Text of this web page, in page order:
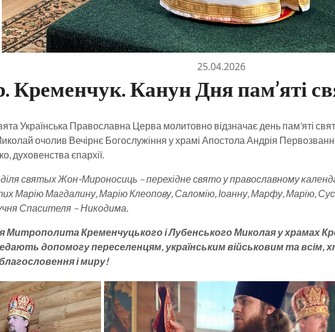
25.04.2026
Кременчук. Канун Дня пам’яті
Українська Православна Церва молитовно відзначає день пам’яті
очолив Вечірнє Богослужіння у храмі Апостола Андрія
духовенства єпархії.
святых Жон-Мироносиць – перехідне свято у православному
Марію Магдалину, Марію Клеопову, Саломію, Іоанну, Марфу, Марію,
Спасителя – Никодима.
Митрополита Кременчуцького і Лубенського Миколая у храмах
допомогу переселенцям, українським військовим та всім,
і миру!